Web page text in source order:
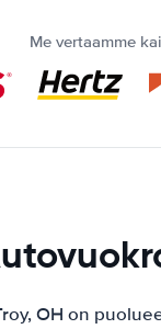
Me vertaamme
OH on